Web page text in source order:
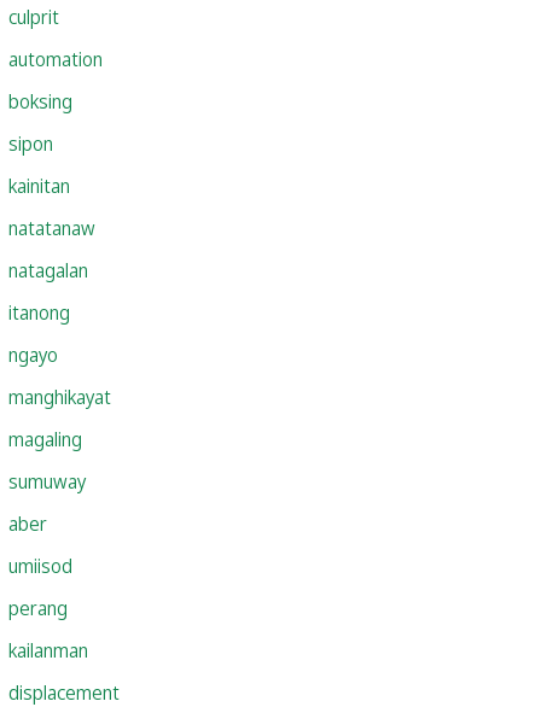
culprit
automation
boksing
sipon
kainitan
natatanaw
natagalan
itanong
ngayo
manghikayat
magaling
sumuway
aber
umiisod
perang
kailanman
displacement